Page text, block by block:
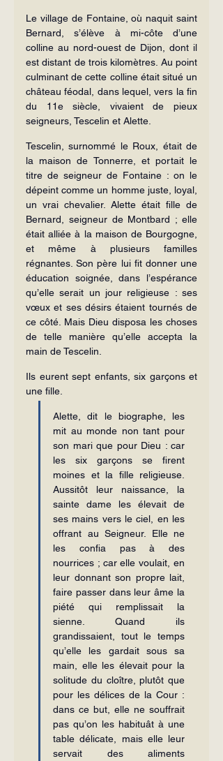
Le village de Fontaine, où naquit saint
Bernard, s’élève à mi-côte d’une
colline au nord-ouest de Dijon, dont il
est distant de trois kilomètres. Au point
culminant de cette colline était situé un
château féodal, dans lequel, vers la fin
du 11e siècle, vivaient de pieux
seigneurs, Tescelin et Alette.
Tescelin, surnommé le Roux, était de
la maison de Tonnerre, et portait le
titre de seigneur de Fontaine : on le
dépeint comme un homme juste, loyal,
un vrai chevalier. Alette était fille de
Bernard, seigneur de Montbard ; elle
était alliée à la maison de Bourgogne,
et même à plusieurs familles
régnantes. Son père lui fit donner une
éducation soignée, dans l’espérance
qu’elle serait un jour religieuse : ses
vœux et ses désirs étaient tournés de
ce côté. Mais Dieu disposa les choses
de telle manière qu’elle accepta la
main de Tescelin.
Ils eurent sept enfants, six garçons et
une fille.
Alette, dit le biographe, les
mit au monde non tant pour
son mari que pour Dieu : car
les six garçons se firent
moines et la fille religieuse.
Aussitôt leur naissance, la
sainte dame les élevait de
ses mains vers le ciel, en les
offrant au Seigneur. Elle ne
les confia pas à des
nourrices ; car elle voulait, en
leur donnant son propre lait,
faire passer dans leur âme la
piété qui remplissait la
sienne. Quand ils
grandissaient, tout le temps
qu’elle les gardait sous sa
main, elle les élevait pour la
solitude du cloître, plutôt que
pour les délices de la Cour :
dans ce but, elle ne souffrait
pas qu’on les habituât à une
table délicate, mais elle leur
servait des aliments